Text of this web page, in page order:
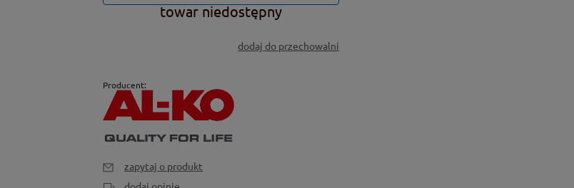
towar niedostępny
dodaj do przechowalni
Producent:
zapytaj o produkt